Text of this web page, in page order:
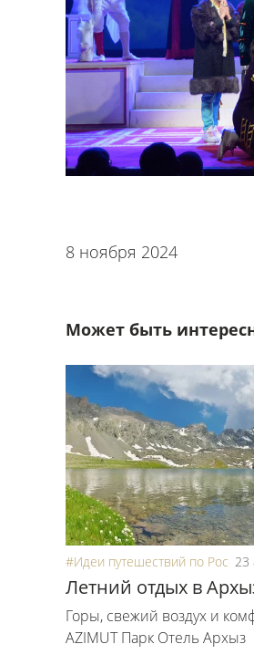
8 ноября 2024
Может быть
#Идеи путешествий по России
23
Летний отдых в
Горы, свежий воздух и
AZIMUT Парк Отель Архыз